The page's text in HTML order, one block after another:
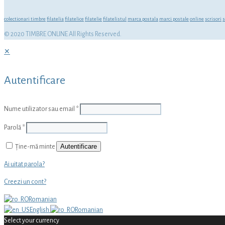
colectionari timbre filatelia filatelice filatelie filatelistul marca postala marci postale online scrisori
© 2020 TIMBRE ONLINE All Rights Reserved.
✕
Autentificare
Nume utilizator sau email *
Parolă *
Ține-mă minte Autentificare
Ai uitat parola?
Creezi un cont?
Romanian
English
Romanian
Select your currency